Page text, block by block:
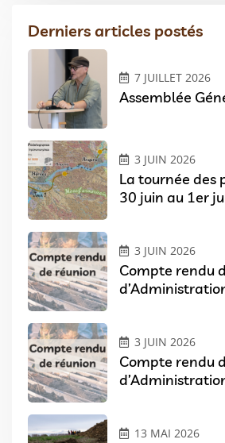
Derniers articles postés
7 JUILLET 2026
Assemblée
3 JUIN 2026
La tournée des
30 juin au 1er
3 JUIN 2026
Compte rendu
3 JUIN 2026
Compte rendu
13 MAI 2026